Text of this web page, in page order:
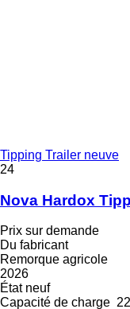
Tipping Trailer neuve
24
Nova Hardox
Prix sur demande
Du fabricant
Remorque agricole
2026
Étatneuf
Capacité de charge